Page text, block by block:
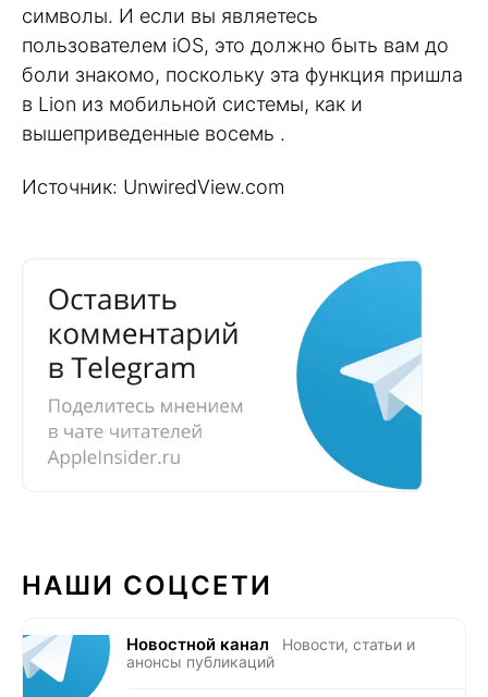
символы. И если вы являетесь
пользователем iOS, это должно быть вам до
боли знакомо, поскольку эта функция пришла
в Lion из мобильной системы, как и
вышеприведенные восемь .
Источник: UnwiredView.com
НАШИ СОЦСЕТИ
Новостной канал
Новости, статьи и
анонсы публикаций